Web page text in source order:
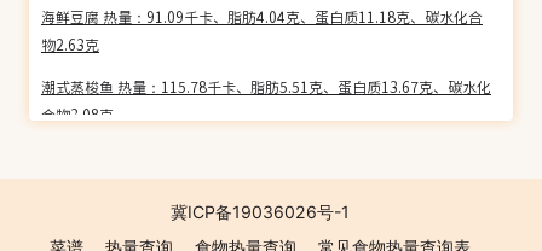
海鲜豆腐 热量：91.09千卡、脂肪4.04克、蛋白质11.18克、碳水化合
物2.63克
潮式蒸梭鱼 热量：115.78千卡、脂肪5.51克、蛋白质13.67克、碳水化
合物3.08克
化合物3.65克
双味芙蓉鱼 热量：132.62千卡、脂肪7.48克、蛋白质14.33克、碳水化
冀ICP备19036026号-1